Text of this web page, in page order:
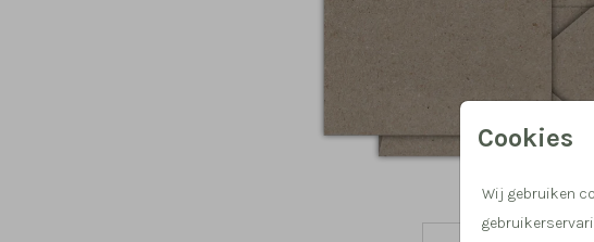
Cookies
Wij gebruiken